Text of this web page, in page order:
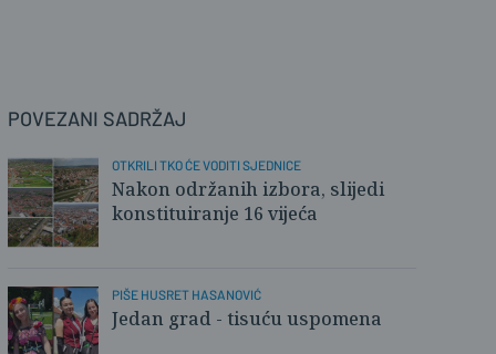
POVEZANI SADRŽAJ
OTKRILI TKO ĆE VODITI SJEDNICE
Nakon održanih izbora, slijedi
konstituiranje 16 vijeća
PIŠE HUSRET HASANOVIĆ
Jedan grad - tisuću uspomena